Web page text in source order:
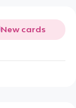
New cards